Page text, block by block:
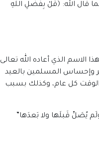
قال الله: ﴿قُلْ بِفَضْلِ اللَّهِ
الذي أعاده الله تعالى
وإحساس المسلمين بالعيد
الوقت كل عام، وكذلك بسبب
يُصَلِّ قَبلَها ولا بَعدَها”